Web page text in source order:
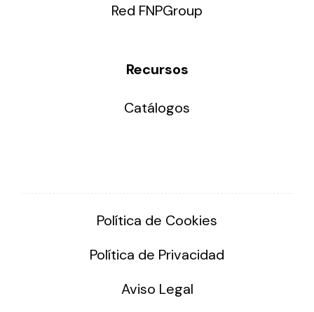
Red FNPGroup
Recursos
Catálogos
Política de Cookies
Política de Privacidad
Aviso Legal